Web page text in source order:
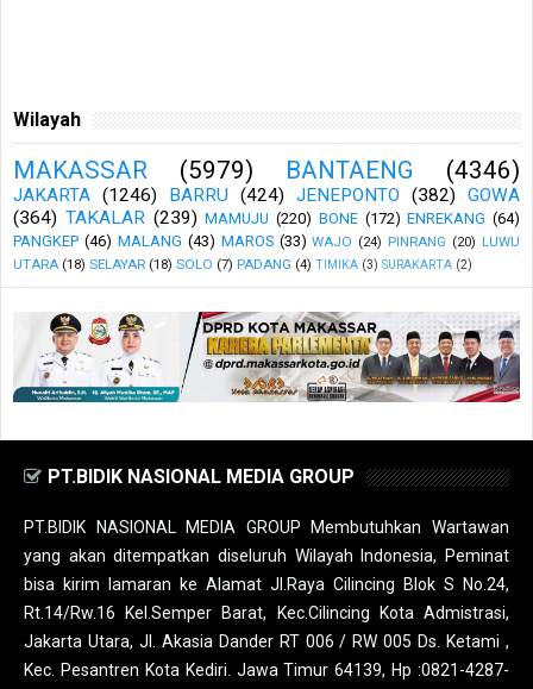
Wilayah
MAKASSAR (5979) BANTAENG (4346)
JAKARTA (1246) BARRU (424) JENEPONTO (382)
GOWA
(364) TAKALAR (239) MAMUJU (220) BONE (172) ENREKANG (64)
PANGKEP (46) MALANG (43) MAROS (33) WAJO (24) PINRANG (20) LUWU
UTARA (18) SELAYAR (18) SOLO (7) PADANG (4) TIMIKA (3) SURAKARTA (2)
PT.BIDIK NASIONAL MEDIA GROUP
PT.BIDIK NASIONAL MEDIA GROUP Membutuhkan Wartawan
yang akan ditempatkan diseluruh Wilayah Indonesia, Peminat
bisa kirim lamaran ke Alamat Jl.Raya Cilincing Blok S No.24,
Rt.14/Rw.16 Kel.Semper Barat, Kec.Cilincing Kota Admistrasi,
Jakarta Utara, Jl. Akasia Dander RT 006 / RW 005 Ds. Ketami ,
Kec. Pesantren Kota Kediri. Jawa Timur 64139, Hp :0821-4287-